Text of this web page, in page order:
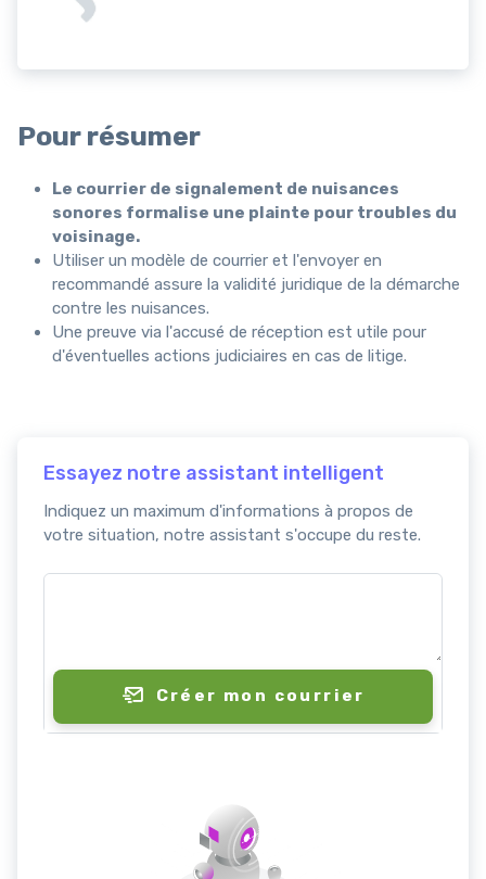
Pour résumer
Le courrier de signalement de nuisances
sonores formalise une plainte pour troubles du
voisinage.
Utiliser un modèle de courrier et l'envoyer en
recommandé assure la validité juridique de la démarche
contre les nuisances.
Une preuve via l'accusé de réception est utile pour
d'éventuelles actions judiciaires en cas de litige.
Essayez notre assistant intelligent
Indiquez un maximum d'informations à propos de
votre situation, notre assistant s'occupe du reste.
Créer mon courrier